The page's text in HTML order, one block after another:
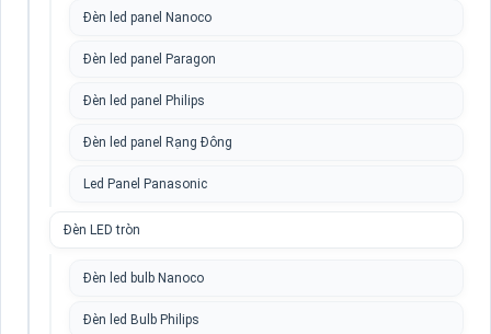
Đèn led panel Nanoco
Đèn led panel Paragon
Đèn led panel Philips
Đèn led panel Rạng Đông
Led Panel Panasonic
Đèn LED tròn
Đèn led bulb Nanoco
Đèn led Bulb Philips